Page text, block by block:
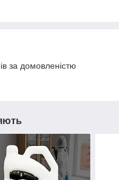
за домовленістю